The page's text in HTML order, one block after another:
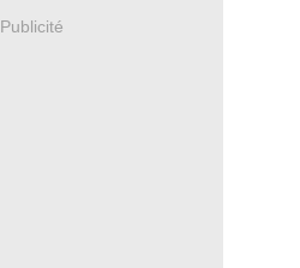
Publicité